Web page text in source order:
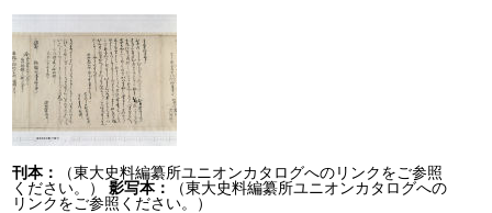
刊本：
（東大史料編纂所ユニオンカタログへのリンクをご参照
ください。）
影写本：
（東大史料編纂所ユニオンカタログへの
リンクをご参照ください。）